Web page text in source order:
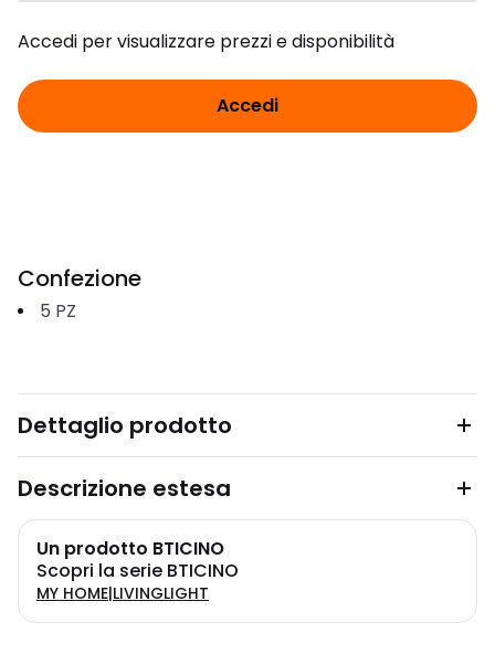
Accedi per visualizzare prezzi e disponibilità
Accedi
Confezione
5 PZ
Dettaglio prodotto
Descrizione estesa
Un prodotto BTICINO
Scopri la serie BTICINO
MY HOME|LIVINGLIGHT